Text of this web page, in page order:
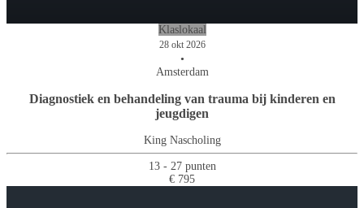
Klaslokaal
28 okt 2026
•
Amsterdam
Diagnostiek en behandeling van trauma bij kinderen en
jeugdigen
King Nascholing
13 - 27 punten
€ 795